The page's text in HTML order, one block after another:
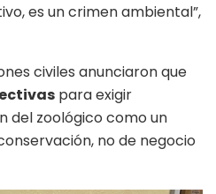
es un crimen ambiental”,
civiles anunciaron que
para exigir
del zoológico como un
no de negocio